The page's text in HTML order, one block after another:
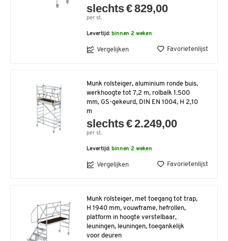
slechts € 829,00
per st.
Levertijd: binnen 2 weken
Vergelijken Favorietenlijst
Munk rolsteiger, aluminium ronde buis,
werkhoogte tot 7,2 m, rolbalk 1.500
mm, GS-gekeurd, DIN EN 1004, H 2,10
m
slechts € 2.249,00
per st.
Levertijd: binnen 2 weken
Vergelijken Favorietenlijst
Munk rolsteiger, met toegang tot trap,
H 1940 mm, vouwframe, hefrollen,
platform in hoogte verstelbaar,
leuningen, leuningen, toegankelijk
voor deuren